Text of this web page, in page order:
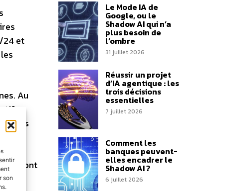
son
24 et
Au
dans
des
qui sont
Le Mode IA de
Google, ou le
Shadow AI qui n’a
plus besoin de
l’ombre
31 juillet 2026
Réussir un projet
d’IA agentique : les
trois décisions
essentielles
7 juillet 2026
Comment les
banques peuvent-
elles encadrer le
Shadow AI ?
6 juillet 2026